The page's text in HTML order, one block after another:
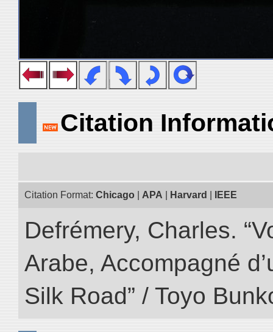
Citation
Citation Format: Chicago APA Harvard IEEE
Defrémery, Charles.
Arabe, Accompagné
Silk Road” / Toyo